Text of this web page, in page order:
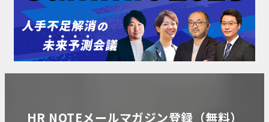
HR NOTEメールマガジン登録（無料）